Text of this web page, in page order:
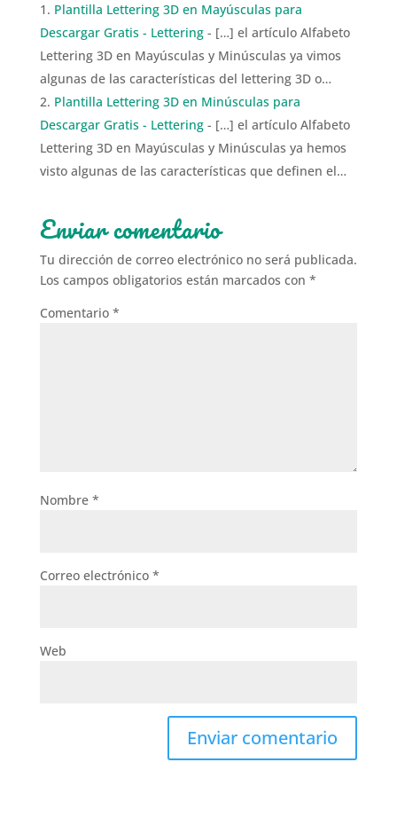
Plantilla Lettering 3D en Mayúsculas para
Descargar Gratis - Lettering- […] el artículo Alfabeto
Lettering 3D en Mayúsculas y Minúsculas ya vimos
algunas de las características del lettering 3D o…
Plantilla Lettering 3D en Minúsculas para
Descargar Gratis - Lettering- […] el artículo Alfabeto
Lettering 3D en Mayúsculas y Minúsculas ya hemos
visto algunas de las características que definen el…
Enviar comentario
Tu dirección de correo electrónico no será publicada.
Los campos obligatorios están marcados con *
Comentario *
Nombre *
Correo electrónico *
Web